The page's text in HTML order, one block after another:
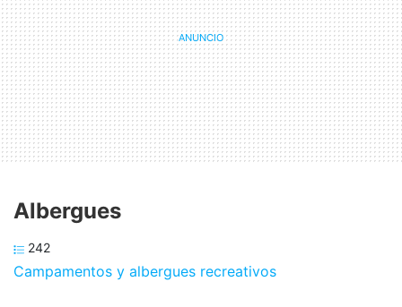
Albergues
242
Campamentos y albergues recreativos